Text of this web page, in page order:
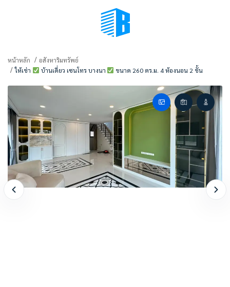
(เลือกมุมมอง)
หน้าหลัก
อสังหาริมทรัพย์
ให้เช่า
บ้านเดี่ยว เซนโทร บางนา ขนาด 260 ตร.ม. 4 ห้องนอน 2 ชั้น